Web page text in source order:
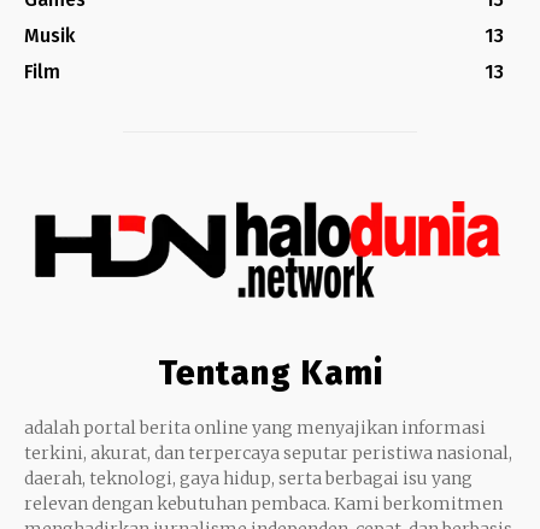
Musik
13
Film
13
Tentang Kami
adalah portal berita online yang menyajikan informasi
terkini, akurat, dan terpercaya seputar peristiwa nasional,
daerah, teknologi, gaya hidup, serta berbagai isu yang
relevan dengan kebutuhan pembaca. Kami berkomitmen